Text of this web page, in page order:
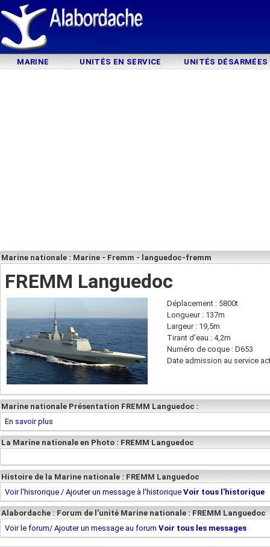
MARINE UNITÉS EN SERVICE UNITÉS DÉSARMÉES
Marine nationale : Marine - Fremm - languedoc-fremm
FREMM Languedoc
Déplacement : 5800t
Longueur : 137m
Largeur : 19,5m
Tirant d'eau : 4,2m
Numéro de coque : D653
Date admission au service
Marine nationale Présentation FREMM Languedoc :
En savoir plus
La Marine nationale en Photo : FREMM Languedoc
Histoire de la Marine nationale : FREMM Languedoc
Voir l'hisrorique / Ajouter un message à l'historique Voir tous l'historique
Alabordache : Forum de l'unité Marine nationale : FREMM Languedoc
Voir le forum/ Ajouter un message au forum Voir tous les messages